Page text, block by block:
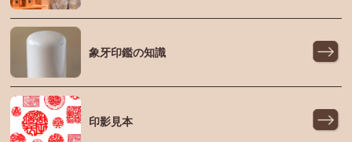
象牙印鑑の知識
印影見本